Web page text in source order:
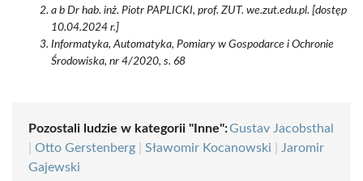
a b Dr hab. inż. Piotr PAPLICKI, prof. ZUT. we.zut.edu.pl. [dostęp
10.04.2024 r.]
Informatyka, Automatyka, Pomiary w Gospodarce i Ochronie
Środowiska, nr 4/2020, s. 68
Pozostali ludzie w kategorii "Inne":Gustav Jacobsthal
Otto Gerstenberg Sławomir Kocanowski
Jaromir
Gajewski